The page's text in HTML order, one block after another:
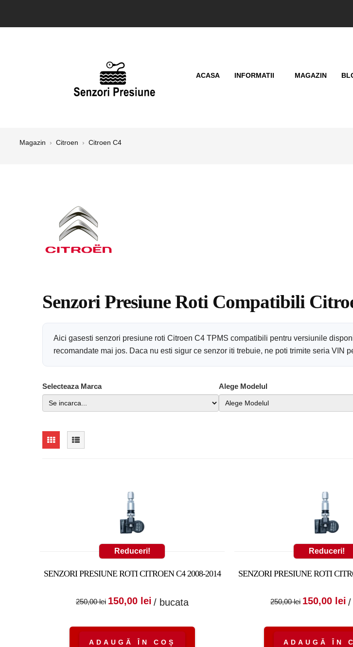
ACASA INFORMATII MAGAZIN
Magazin › Citroen › Citroen C4
Senzori Presiune Roti Compatibili
Aici gasesti senzori presiune roti Citroen C4 TPMS compatibili pentru versiunile
recomandate mai jos. Daca nu esti sigur ce senzor iti trebuie, ne poti trimite seria VIN
Selecteaza Marca Alege Modelul
Reduceri!
SENZORI PRESIUNE ROTI CITROEN C4 2008-2014
250,00lei
Prețul inițial a fost:
150,00 lei Prețul curent
150,00 lei.
/ bucata
ADAUGĂ ÎN COȘ
Reduceri!
SENZORI PRESIUNE ROTI
250,00lei
Prețul
150,00 lei /
ADAUGĂ ÎN